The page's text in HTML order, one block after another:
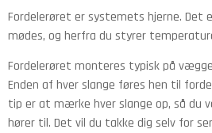
Fordelerøret er systemets hjerne. Det
mødes, og herfra du styrer
Fordelerøret monteres typisk på
Enden af hver slange føres hen til
tip er at mærke hver slange op, så du
hører til. Det vil du takke dig selv for